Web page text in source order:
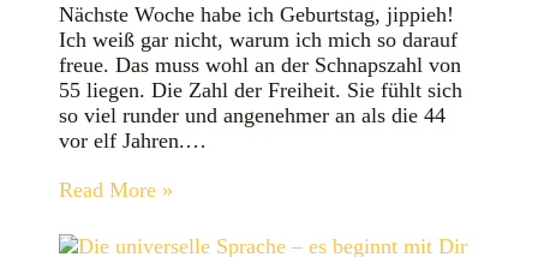
Nächste Woche habe ich Geburtstag, jippieh!
Ich weiß gar nicht, warum ich mich so darauf
freue. Das muss wohl an der Schnapszahl von
55 liegen. Die Zahl der Freiheit. Sie fühlt sich
so viel runder und angenehmer an als die 44
vor elf Jahren.…
Read More »